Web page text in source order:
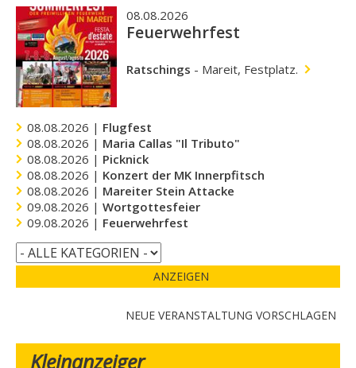
08.08.2026
Feuerwehrfest
Ratschings - Mareit, Festplatz.
08.08.2026 | Flugfest
08.08.2026 | Maria Callas "Il Tributo"
08.08.2026 | Picknick
08.08.2026 | Konzert der MK Innerpfitsch
08.08.2026 | Mareiter Stein Attacke
09.08.2026 | Wortgottesfeier
09.08.2026 | Feuerwehrfest
ANZEIGEN
NEUE VERANSTALTUNG VORSCHLAGEN
Kleinanzeiger